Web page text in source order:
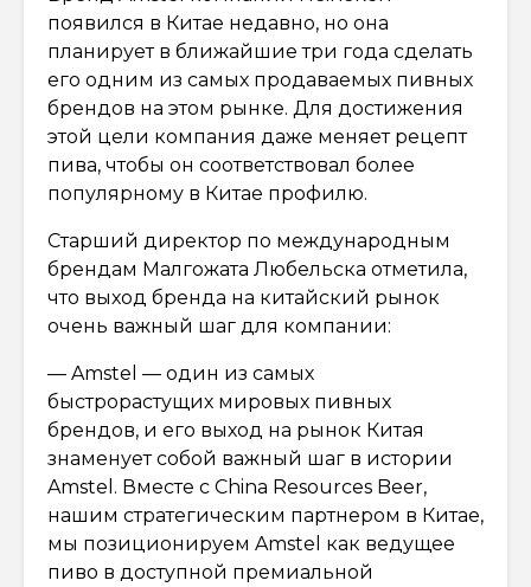
появился в Китае недавно, но она
планирует в ближайшие три года сделать
его одним из самых продаваемых пивных
брендов на этом рынке. Для достижения
этой цели компания даже меняет рецепт
пива, чтобы он соответствовал более
популярному в Китае профилю.
Старший директор по международным
брендам Малгожата Любельска отметила,
что выход бренда на китайский рынок
очень важный шаг для компании:
— Amstel — один из самых
быстрорастущих мировых пивных
брендов, и его выход на рынок Китая
знаменует собой важный шаг в истории
Amstel. Вместе с China Resources Beer,
нашим стратегическим партнером в Китае,
мы позиционируем Amstel как ведущее
пиво в доступной премиальной